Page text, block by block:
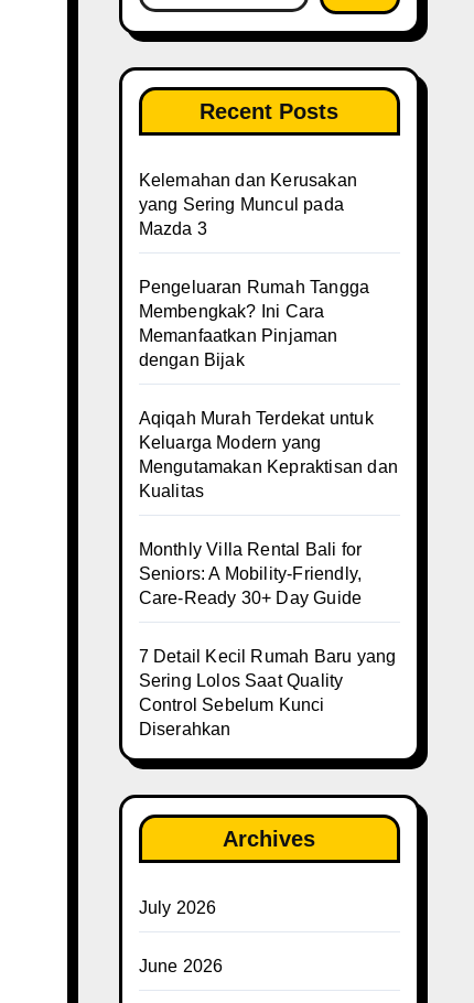
Recent Posts
Kelemahan dan Kerusakan
yang Sering Muncul pada
Mazda 3
Pengeluaran Rumah Tangga
Membengkak? Ini Cara
Memanfaatkan Pinjaman
dengan Bijak
Aqiqah Murah Terdekat untuk
Keluarga Modern yang
Mengutamakan Kepraktisan dan
Kualitas
Monthly Villa Rental Bali for
Seniors: A Mobility-Friendly,
Care-Ready 30+ Day Guide
7 Detail Kecil Rumah Baru yang
Sering Lolos Saat Quality
Control Sebelum Kunci
Diserahkan
Archives
July 2026
June 2026